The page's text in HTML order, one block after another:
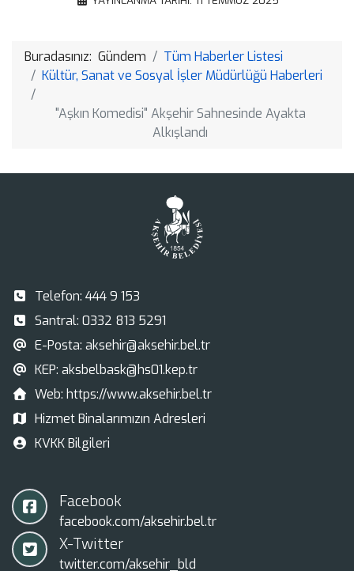
Buradasınız: Gündem
Tüm Haberler Listesi
Kültür, Sanat ve Sosyal İşler Müdürlüğü Haberleri
"Aşkın Komedisi" Akşehir Sahnesinde Ayakta
Alkışlandı
Telefon: 444 9 153
Santral: 0332 813 5291
E-Posta: aksehir@aksehir.bel.tr
KEP: aksbelbask@hs01.kep.tr
Web: https://www.aksehir.bel.tr
Hizmet Binalarımızın Adresleri
KVKK Bilgileri
Facebook
facebook.com/aksehir.bel.tr
X-Twitter
twitter.com/aksehir_bld